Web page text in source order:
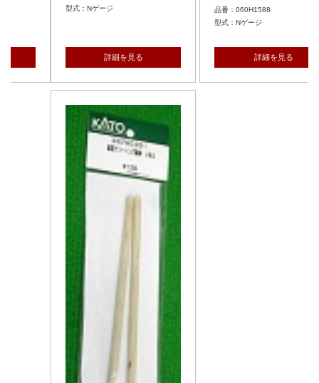
型式：Nゲージ
品番：060H1588
型式：Nゲージ